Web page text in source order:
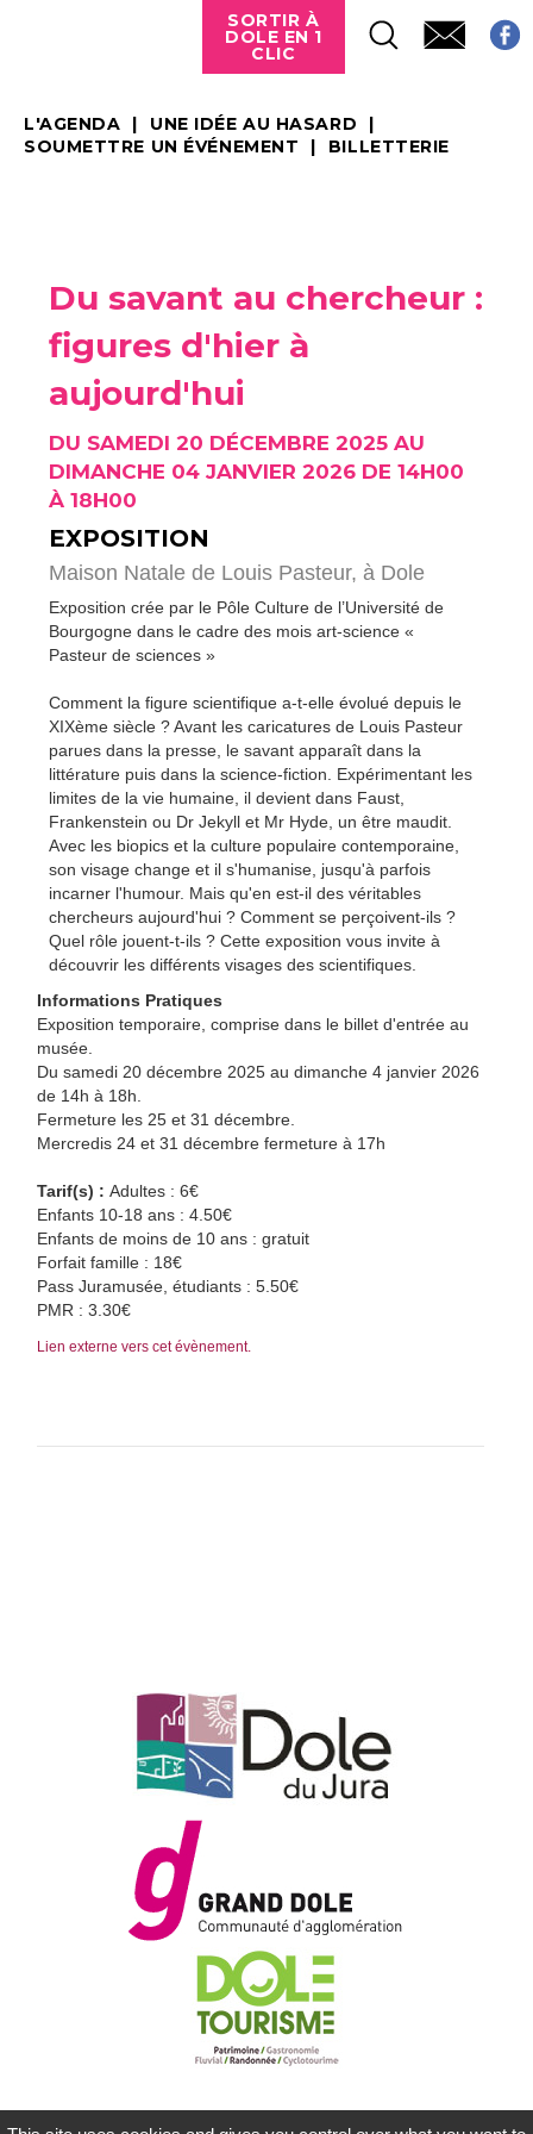
SORTIR À
DOLE EN 1
CLIC
L'AGENDA
UNE IDÉE AU HASARD
SOUMETTRE UN ÉVÉNEMENT
BILLETTERIE
Du savant au chercheur :
figures d'hier à
aujourd'hui
DU SAMEDI 20 DÉCEMBRE 2025 AU
DIMANCHE 04 JANVIER 2026 DE 14H00
À 18H00
EXPOSITION
Maison Natale de Louis Pasteur, à Dole
Exposition crée par le Pôle Culture de l’Université de
Bourgogne dans le cadre des mois art-science «
Pasteur de sciences »
Comment la figure scientifique a-t-elle évolué depuis le
XIXème siècle ? Avant les caricatures de Louis Pasteur
parues dans la presse, le savant apparaît dans la
littérature puis dans la science-fiction. Expérimentant les
limites de la vie humaine, il devient dans Faust,
Frankenstein ou Dr Jekyll et Mr Hyde, un être maudit.
Avec les biopics et la culture populaire contemporaine,
son visage change et il s'humanise, jusqu'à parfois
incarner l'humour. Mais qu'en est-il des véritables
chercheurs aujourd'hui ? Comment se perçoivent-ils ?
Quel rôle jouent-t-ils ? Cette exposition vous invite à
découvrir les différents visages des scientifiques.
Informations Pratiques
Exposition temporaire, comprise dans le billet d'entrée au
musée.
Du samedi 20 décembre 2025 au dimanche 4 janvier 2026
de 14h à 18h.
Fermeture les 25 et 31 décembre.
Mercredis 24 et 31 décembre fermeture à 17h
Tarif(s) : Adultes : 6€
Enfants 10-18 ans : 4.50€
Enfants de moins de 10 ans : gratuit
Forfait famille : 18€
Pass Juramusée, étudiants : 5.50€
PMR : 3.30€
Lien externe vers cet évènement.